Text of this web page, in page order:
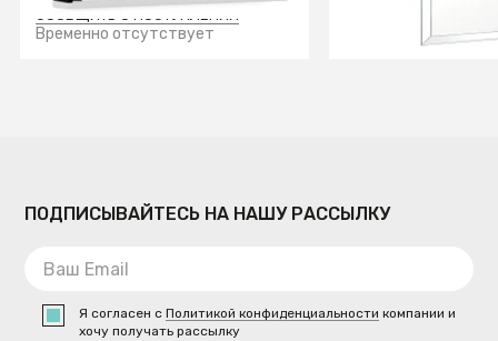
СООБЩИТЬ О ПОСТУПЛЕНИИ
Временно отсутствует
ПОДПИСЫВАЙТЕСЬ НА НАШУ РАССЫЛКУ
Я согласен сПолитикой конфиденциальности компании и
хочу получать рассылку